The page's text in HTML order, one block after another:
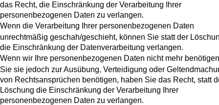
das Recht, die Einschränkung der Verarbeitung Ihrer
personenbezogenen Daten zu verlangen.
Wenn die Verarbeitung Ihrer personenbezogenen Daten
unrechtmäßig geschah/geschieht, können Sie statt der
die Einschränkung der Datenverarbeitung verlangen.
Wenn wir Ihre personenbezogenen Daten nicht mehr
Sie sie jedoch zur Ausübung, Verteidigung oder
von Rechtsansprüchen benötigen, haben Sie das Recht, statt
Löschung die Einschränkung der Verarbeitung Ihrer
personenbezogenen Daten zu verlangen.